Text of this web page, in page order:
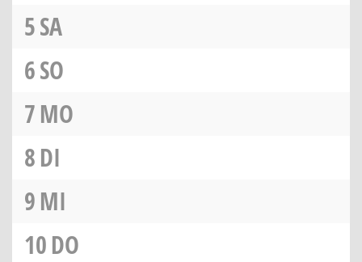
5SA
6SO
7MO
8DI
9MI
10DO